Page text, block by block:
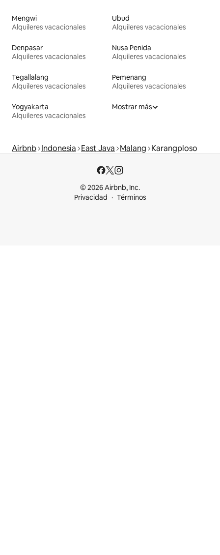
Mengwi
Alquileres vacacionales
Ubud
Alquileres vacacionales
Denpasar
Alquileres vacacionales
Nusa Penida
Alquileres vacacionales
Tegallalang
Alquileres vacacionales
Pemenang
Alquileres vacacionales
Yogyakarta
Alquileres vacacionales
Mostrar más
Airbnb Indonesia East Java Malang Karangploso
© 2026 Airbnb, Inc.
Privacidad
Términos